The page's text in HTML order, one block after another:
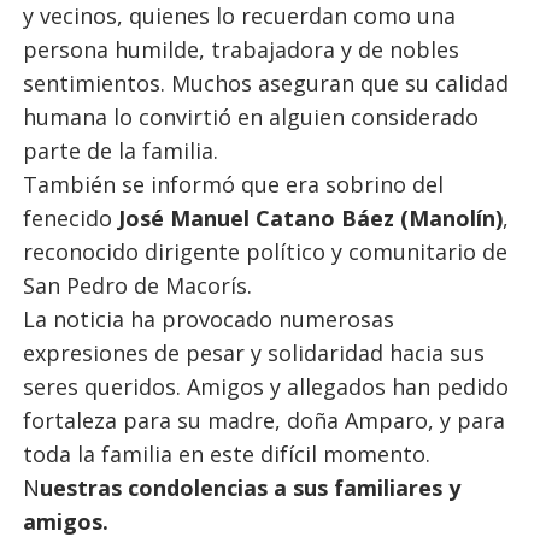
y vecinos, quienes lo recuerdan como una
persona humilde, trabajadora y de nobles
sentimientos. Muchos aseguran que su calidad
humana lo convirtió en alguien considerado
parte de la familia.
También se informó que era sobrino del
fenecido José Manuel Catano Báez (Manolín),
reconocido dirigente político y comunitario de
San Pedro de Macorís.
La noticia ha provocado numerosas
expresiones de pesar y solidaridad hacia sus
seres queridos. Amigos y allegados han pedido
fortaleza para su madre, doña Amparo, y para
toda la familia en este difícil momento.
Nuestras condolencias a sus familiares y
amigos.